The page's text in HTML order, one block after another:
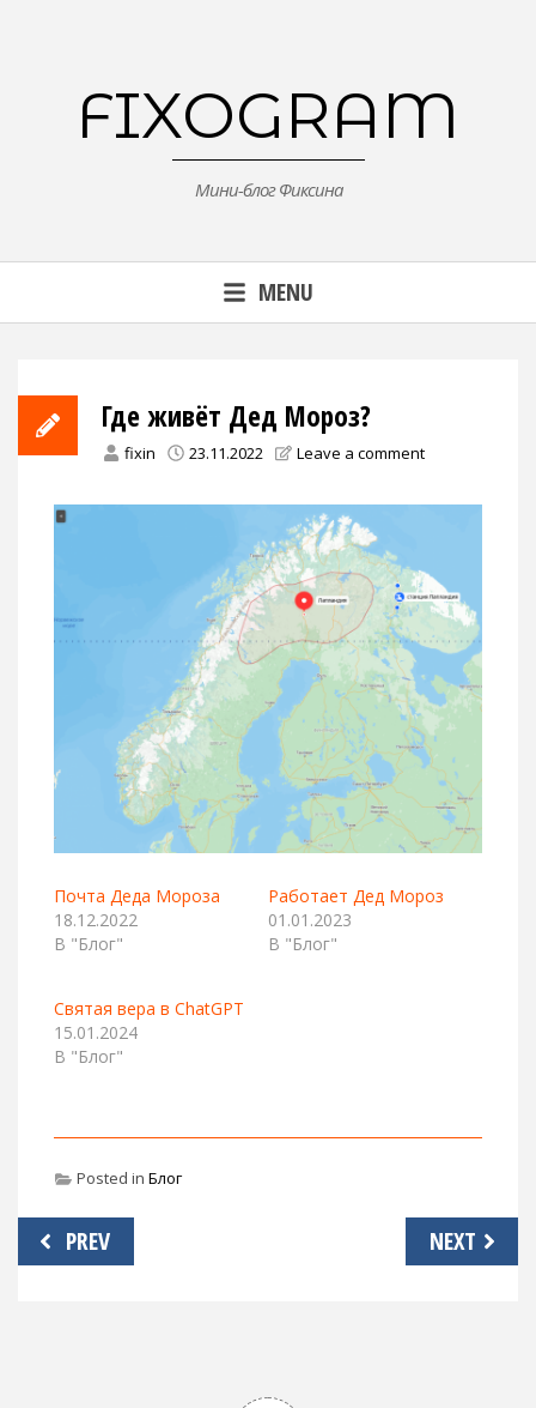
FIXOGRAM
Мини-блог Фиксина
MENU
Где живёт Дед Мороз?
fixin 23.11.2022 Leave a comment
Почта Деда Мороза
18.12.2022
В "Блог"
Работает Дед Мороз
01.01.2023
В "Блог"
Святая вера в ChatGPT
15.01.2024
В "Блог"
Posted in Блог
Навигация
по
PREV NEXT